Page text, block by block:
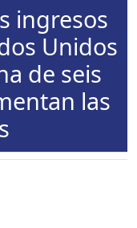
ingresos
Unidos
de seis
las